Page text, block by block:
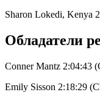
Sharon Lokedi, Kenya
Обладатели
Conner Mantz 2:04:43
Emily Sisson 2:18:29